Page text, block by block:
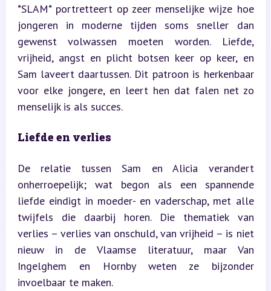
*SLAM* portretteert op zeer menselijke wijze hoe
jongeren in moderne tijden soms sneller dan
gewenst volwassen moeten worden. Liefde,
vrijheid, angst en plicht botsen keer op keer, en
Sam laveert daartussen. Dit patroon is herkenbaar
voor elke jongere, en leert hen dat falen net zo
menselijk is als succes.
Liefde en verlies
De relatie tussen Sam en Alicia verandert
onherroepelijk; wat begon als een spannende
liefde eindigt in moeder- en vaderschap, met alle
twijfels die daarbij horen. Die thematiek van
verlies – verlies van onschuld, van vrijheid – is niet
nieuw in de Vlaamse literatuur, maar Van
Ingelghem en Hornby weten ze bijzonder
invoelbaar te maken.